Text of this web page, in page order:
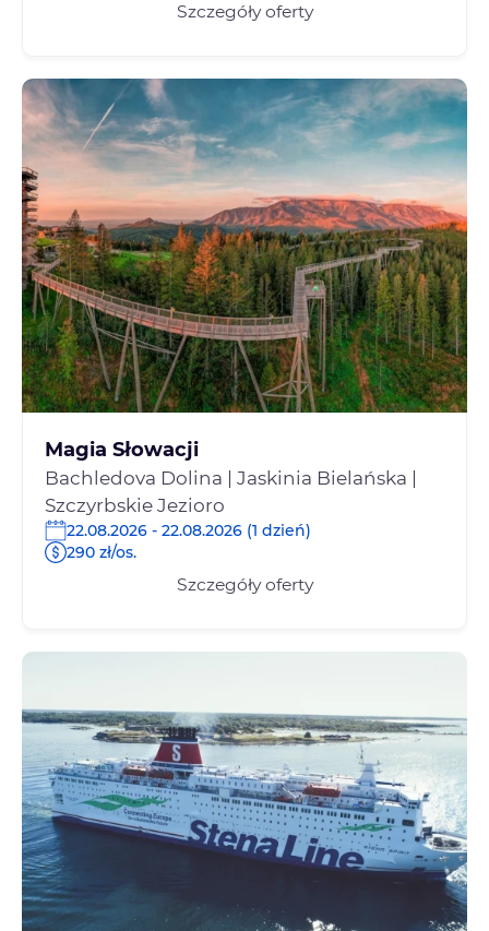
Szczegóły oferty
Magia Słowacji
Bachledova Dolina | Jaskinia Bielańska |
Szczyrbskie Jezioro
22.08.2026 - 22.08.2026 (1 dzień)
290 zł/os.
Szczegóły oferty